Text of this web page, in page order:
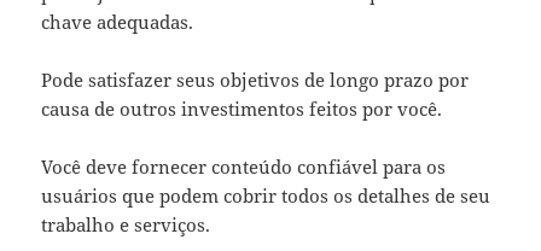
chave adequadas.
Pode satisfazer seus objetivos de longo prazo por
causa de outros investimentos feitos por você.
Você deve fornecer conteúdo confiável para os
usuários que podem cobrir todos os detalhes de seu
trabalho e serviços.